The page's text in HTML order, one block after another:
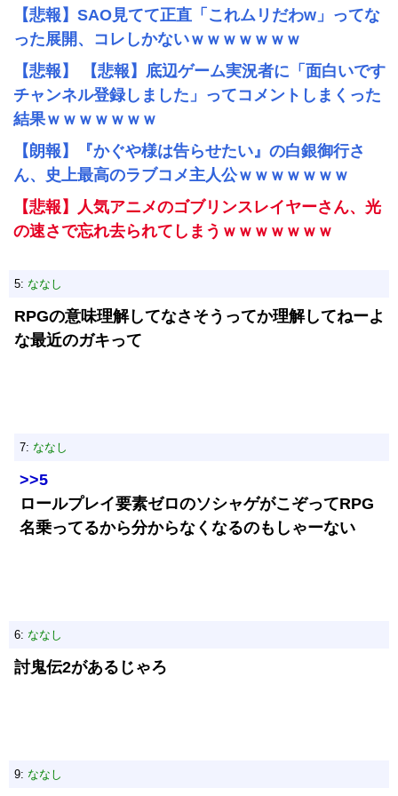
【悲報】SAO見てて正直「これムリだわw」ってな
った展開、コレしかないｗｗｗｗｗｗｗ
【悲報】 【悲報】底辺ゲーム実況者に「面白いです
チャンネル登録しました」ってコメントしまくった
結果ｗｗｗｗｗｗｗ
【朗報】『かぐや様は告らせたい』の白銀御行さ
ん、史上最高のラブコメ主人公ｗｗｗｗｗｗｗ
【悲報】人気アニメのゴブリンスレイヤーさん、光
の速さで忘れ去られてしまうｗｗｗｗｗｗｗ
5: ななし
RPGの意味理解してなさそうってか理解してねーよ
な最近のガキって
7: ななし
>>5
ロールプレイ要素ゼロのソシャゲがこぞってRPG
名乗ってるから分からなくなるのもしゃーない
6: ななし
討鬼伝2があるじゃろ
9: ななし